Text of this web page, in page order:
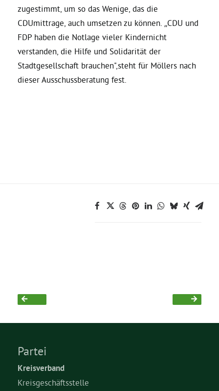
Bezirksvertretungen
Aktiv werden
Termine
Engagement-Sprechstunde
Aktuelles
Termine
zugestimmt, um so das Wenige, das die
CDUmittrage, auch umsetzen zu können. „CDU und
FDP haben die Notlage vieler Kindernicht
verstanden, die Hilfe und Solidarität der
Stadtgesellschaft brauchen",steht für Möllers nach
dieser Ausschussberatung fest.
Partei
Kreisverband
Kreisgeschäftsstelle